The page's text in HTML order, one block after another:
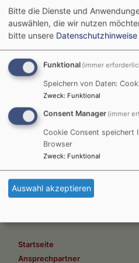
Hauptnavigation
Startseite
Ansprechpartner
Bitte die Dienste und
auswählen, die wir nutzen
bitte unsere Datenschutzhinweise
Funktional (immer
Speichern von Daten:
Zweck: Funktional
Consent Manager (immer
Cookie Consent speichert
Browser
Zweck: Funktional
Auswahl akzeptieren